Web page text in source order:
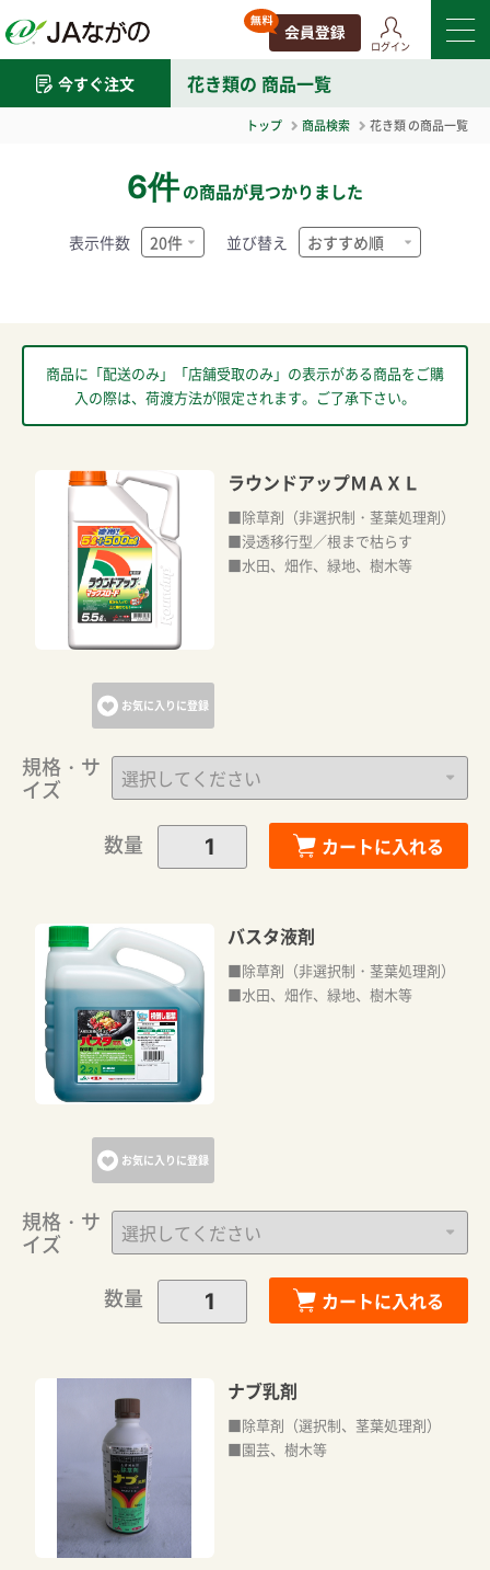
ログイン
今すぐ注文 花き類の 商品一覧
トップ 商品検索 花き類の商品一覧
6件の商品が見つかりました
表示件数 並び替え
商品に「配送のみ」「店舗受取のみ」の表示がある商品をご購
入の際は、荷渡方法が限定されます。ご了承下さい。
お気に入りに登録
ラウンドアップＭＡＸＬ
■除草剤（非選択制・茎葉処理剤）
■浸透移行型／根まで枯らす
■水田、畑作、緑地、樹木等
規格・サ
イズ
数量
カートに入れる
お気に入りに登録
バスタ液剤
■除草剤（非選択制・茎葉処理剤）
■水田、畑作、緑地、樹木等
規格・サ
イズ
数量
カートに入れる
ナブ乳剤
■除草剤（選択制、茎葉処理剤）
■園芸、樹木等